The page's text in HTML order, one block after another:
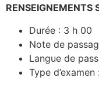
RENSEIGNEMENTS
Durée : 3 h 00
Note de
Langue de
Type